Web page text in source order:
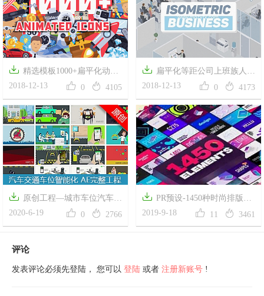
 精选模板1000+扁平化动态
ICON图标MG动画
2018-12-13  0  4105
 扁平化等距公司上班族人物
场景MG动画 Business Isometric
2018-12-13  0  4173
 原创工程—城市车位汽车交
通合作人物智能手机化完整项
目AE工程
2020-6-19  0  2766
 PR预设-1450种时尚排版包
装LOGO标题字幕条转场背景
图形元素动画V3
2019-9-18  11  3461
评论
发表评论必须先登陆， 您可以 登陆 或者 注册新账号 !